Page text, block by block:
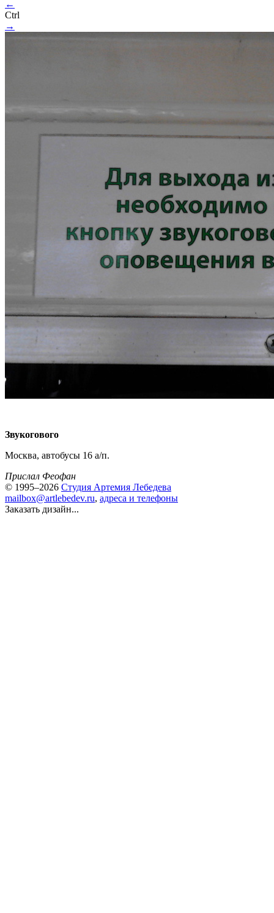
←
Ctrl
→
Звукогового
Москва, автобусы 16 а/п.
Прислал Феофан
© 1995–2026 Студия Артемия Лебедева
mailbox@artlebedev.ru, адреса и телефоны
Заказать дизайн...